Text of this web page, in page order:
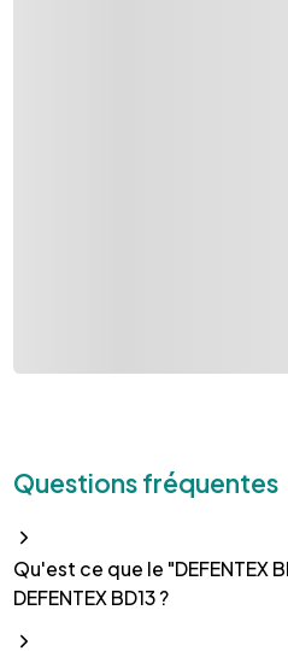
Questions fréquentes
Qu'est ce que le "DEFENTEX
DEFENTEX BD13 ?